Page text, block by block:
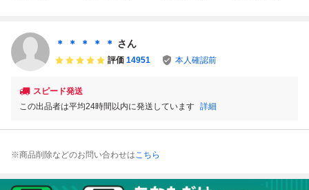
KO 動作未確認
の恩返し+魔神英
動作確認済 送料
＊ ＊ ＊ ＊ ＊ さん
評価 14951 本人確認前
スピード発送
この出品者は平均24時間以内に発送しています 詳細
※商品削除などのお問い合わせはこちら